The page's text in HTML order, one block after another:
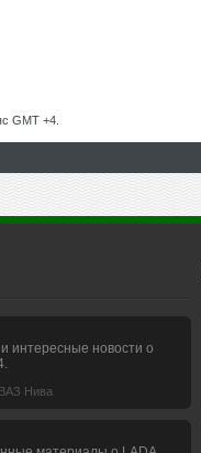
GMT +4.
интересные новости о
Нива